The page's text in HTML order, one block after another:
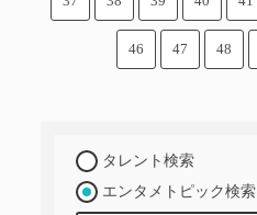
46 47 48
タレント検索
エンタメトピック検索